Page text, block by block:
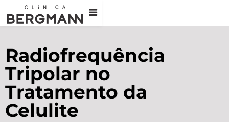
Radiofrequência
Tripolar no
Tratamento da
Celulite